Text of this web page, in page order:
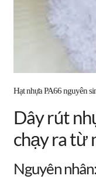
Hạt nhựa PA66 nguyên
Dây rút
chạy ra từ
Nguyên nhân: